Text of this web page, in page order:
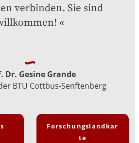
verbinden. Sie sind
Dr. Gesine Grande
BTU Cottbus-Senftenberg
Forschungslandkar
te